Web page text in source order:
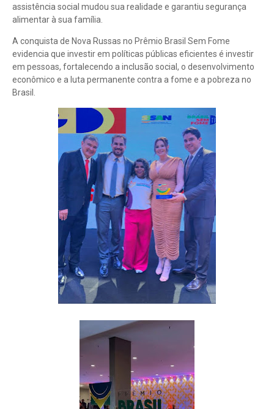
assistência social mudou sua realidade e garantiu segurança
alimentar à sua família.
A conquista de Nova Russas no Prêmio Brasil Sem Fome
evidencia que investir em políticas públicas eficientes é investir
em pessoas, fortalecendo a inclusão social, o desenvolvimento
econômico e a luta permanente contra a fome e a pobreza no
Brasil.